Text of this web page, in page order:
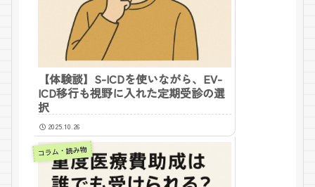
【体験談】S-ICDを使いながら、EV-
ICD移行も視野に入れた定期受診の選
択
2025.10.26
コラム・読み物